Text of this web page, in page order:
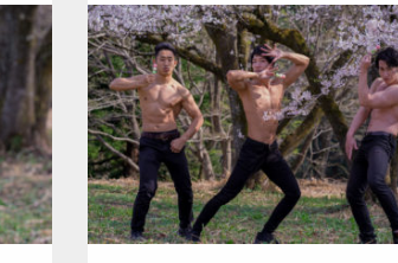
Update:2021.07.8
Category:桜とマッチョ kaichan
AKIHITO(細マッチョ) 腹筋
ダウンロード